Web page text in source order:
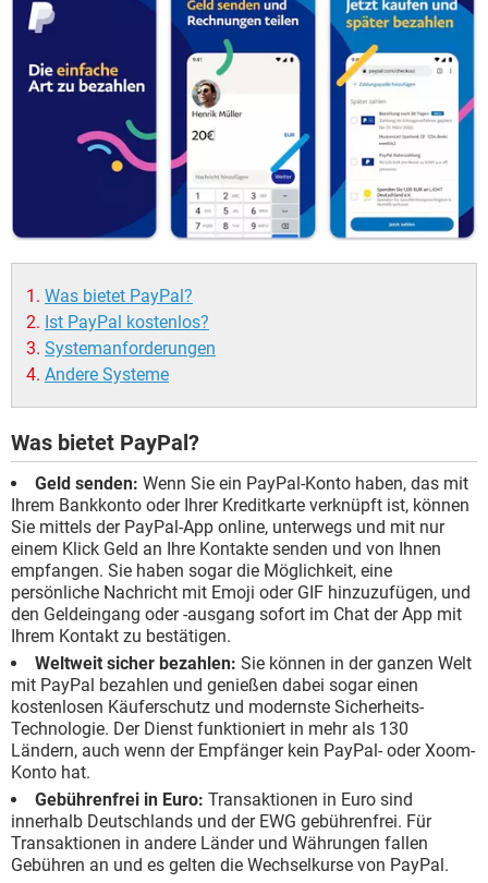
Was bietet PayPal?
Ist PayPal kostenlos?
Systemanforderungen
Andere Systeme
Was bietet PayPal?
Geld senden: Wenn Sie ein PayPal-Konto haben, das mit
Ihrem Bankkonto oder Ihrer Kreditkarte verknüpft ist, können
Sie mittels der PayPal-App online, unterwegs und mit nur
einem Klick Geld an Ihre Kontakte senden und von Ihnen
empfangen. Sie haben sogar die Möglichkeit, eine
persönliche Nachricht mit Emoji oder GIF hinzuzufügen, und
den Geldeingang oder -ausgang sofort im Chat der App mit
Ihrem Kontakt zu bestätigen.
Weltweit sicher bezahlen: Sie können in der ganzen Welt
mit PayPal bezahlen und genießen dabei sogar einen
kostenlosen Käuferschutz und modernste Sicherheits-
Technologie. Der Dienst funktioniert in mehr als 130
Ländern, auch wenn der Empfänger kein PayPal- oder Xoom-
Konto hat.
Gebührenfrei in Euro: Transaktionen in Euro sind
innerhalb Deutschlands und der EWG gebührenfrei. Für
Transaktionen in andere Länder und Währungen fallen
Gebühren an und es gelten die Wechselkurse von PayPal.